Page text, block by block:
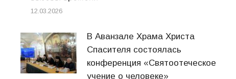
12.03.2026
В Аванзале Храма Христа
Спасителя состоялась
конференция «Святоотеческое
учение о человеке»